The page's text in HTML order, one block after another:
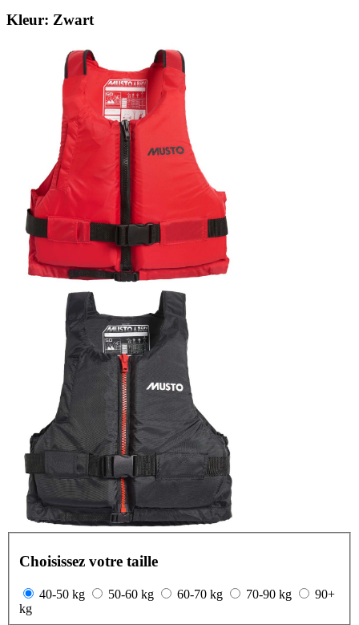
Kleur: Zwart
Choisissez votre taille
40-50 kg 50-60 kg 60-70 kg 70-90 kg
90+
kg